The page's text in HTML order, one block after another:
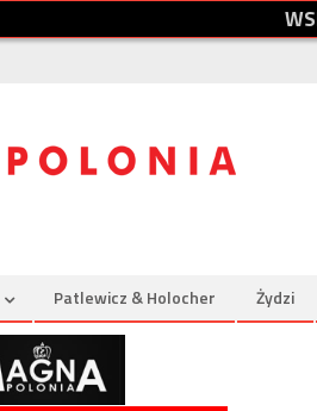
WS
Patlewicz & Holocher Żydzi